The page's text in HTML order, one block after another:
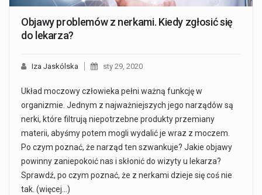
Objawy problemów z nerkami. Kiedy zgłosić się
do lekarza?
Iza Jaskólska sty 29, 2020
Układ moczowy człowieka pełni ważną funkcję w
organizmie. Jednym z najważniejszych jego narządów są
nerki, które filtrują niepotrzebne produkty przemiany
materii, abyśmy potem mogli wydalić je wraz z moczem.
Po czym poznać, że narząd ten szwankuje? Jakie objawy
powinny zaniepokoić nas i skłonić do wizyty u lekarza?
Sprawdź, po czym poznać, że z nerkami dzieje się coś nie
tak. (więcej…)